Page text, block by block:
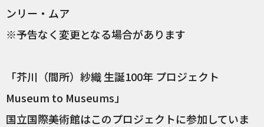
ンリー・ムア
※予告なく変更となる場合があります
「芥川（間所）紗織 生誕100年 プロジェクト
Museum to Museums」
国立国際美術館はこのプロジェクトに参加していま